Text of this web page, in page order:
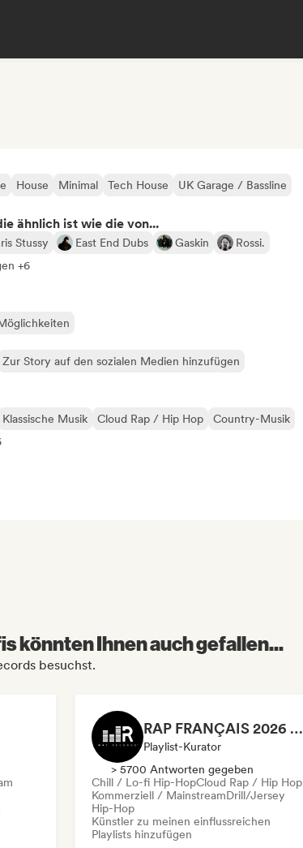
House Minimal Tech House UK Garage / Bassline
ähnlich ist wie die von...
Stussy East End Dubs Gaskin
Rossi.
+6
Zur Story auf den sozialen Medien hinzufügen
Klassische Musik Cloud Rap / Hip Hop
Country-Musik
könnten Ihnen auch gefallen...
besuchst.
RAP FRANÇAIS 2026 🔥🇫🇷 (Way Records)
Playlist-Kurator
> 5700 Antworten gegeben
Chill / Lo-fi Hip-HopCloud Rap / Hip Hop
Kommerziell / MainstreamDrill/Jersey
Hip-Hop
Künstler zu meinen einflussreichen
Playlists hinzufügen